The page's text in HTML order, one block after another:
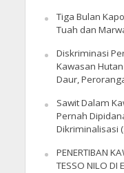
Tiga Bulan
Tuah dan
Diskriminasi
Kawasan
Daur,
Sawit Dalam
Pernah
Dikriminalisasi
PENERTIBAN
TESSO NILO DI